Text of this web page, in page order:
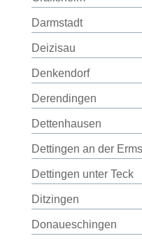
Darmstadt
Deizisau
Denkendorf
Derendingen
Dettenhausen
Dettingen an der Erms
Dettingen unter Teck
Ditzingen
Donaueschingen